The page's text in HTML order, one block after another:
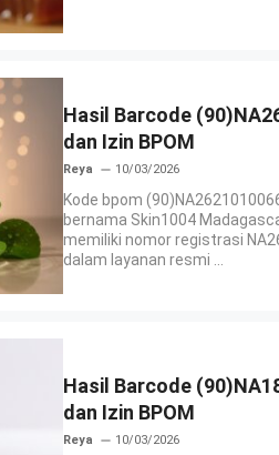
Hasil Barcode
dan Izin BPOM
Reya 10/03/2026
Kode bpom
bernama Skin1004
memiliki nomor registrasi
dalam layanan resmi ...
Hasil Barcode
dan Izin BPOM
Reya 10/03/2026